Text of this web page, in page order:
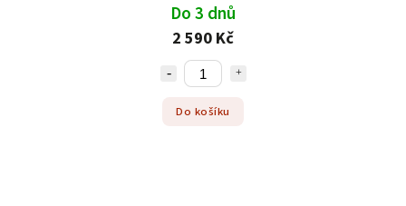
Do 3 dnů
2 590 Kč
Do košíku